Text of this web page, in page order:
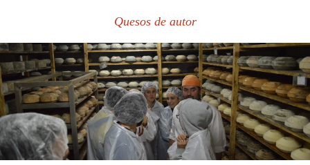
Quesos de autor